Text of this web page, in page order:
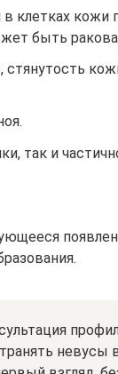
клетках кожи
быть
так и